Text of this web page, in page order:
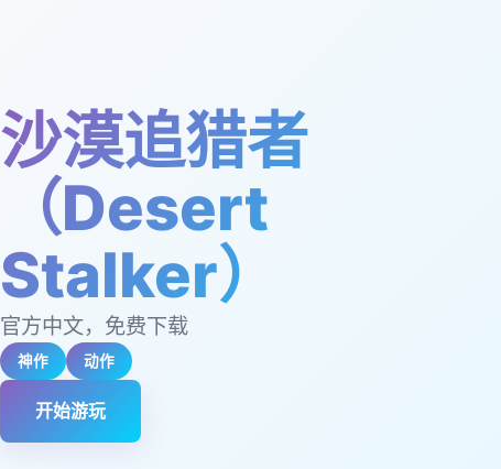
沙漠追猎者
（Desert
Stalker）
官方中文，免费下载
神作 动作
开始游玩